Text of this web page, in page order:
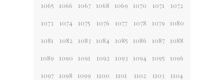
1065 1066 1067 1068 1069 1070 1071 1072
1073 1074 1075 1076 1077 1078 1079 1080
1081 1082 1083 1084 1085 1086 1087 1088
1089 1090 1091 1092 1093 1094 1095 1096
1097 1098 1099 1100 1101 1102 1103 1104